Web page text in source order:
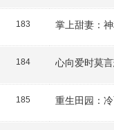
183 掌上甜妻：
184 心向爱时莫
185 重生田园：